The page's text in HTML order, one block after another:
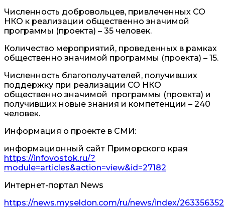
Численность добровольцев, привлеченных СО
НКО к реализации общественно значимой
программы (проекта) – 35 человек.
Количество мероприятий, проведенных в рамках
общественно значимой программы (проекта) – 15.
Численность благополучателей, получивших
поддержку при реализации СО НКО
общественно значимой программы (проекта) и
получивших новые знания и компетенции – 240
человек.
Информация о проекте в СМИ:
информационный сайт Приморского края
https://infovostok.ru/?
module=articles&action=view&id=27182
Интернет-портал News
https://news.myseldon.com/ru/news/index/263356352